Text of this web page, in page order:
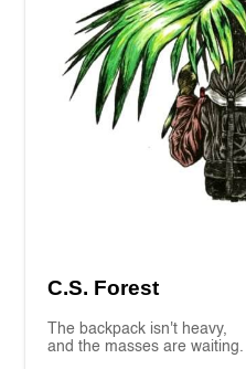
C.S. Forest
The backpack isn't heavy,
and the masses are waiting.